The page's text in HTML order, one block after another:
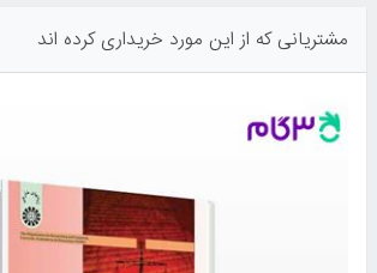
مشتریانی که از این مورد خریداری کرده اند